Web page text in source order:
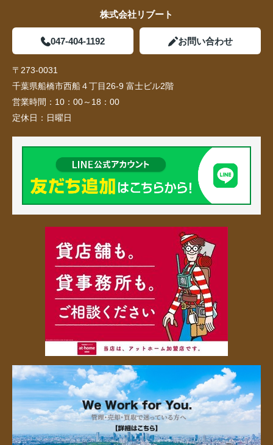
株式会社リブート
047-404-1192 お問い合わせ
〒273-0031
千葉県船橋市西船４丁目26-9 富士ビル2階
営業時間： 10：00～18：00
定休日： 日曜日